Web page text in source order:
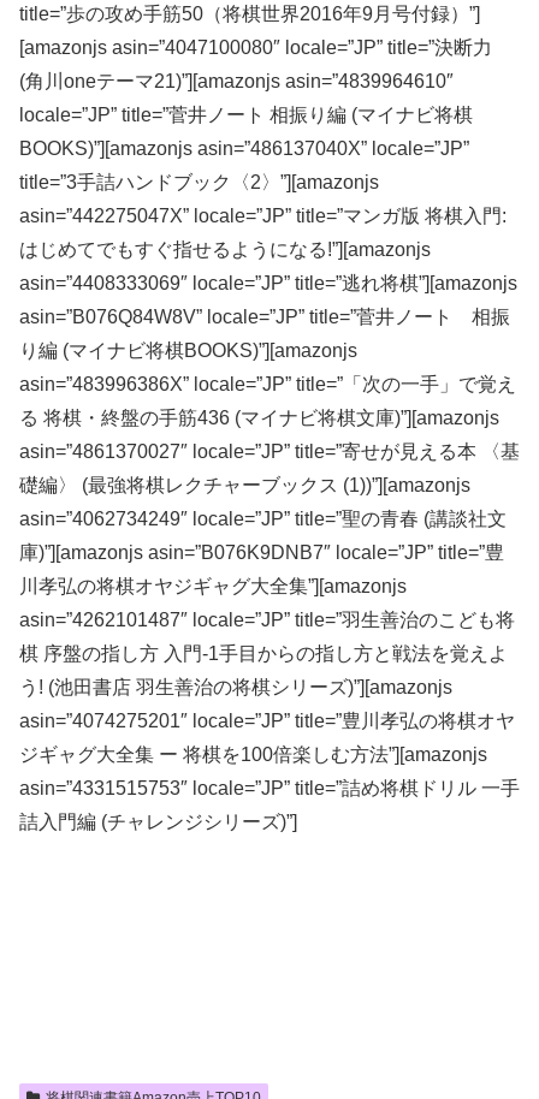
title=”歩の攻め手筋50（将棋世界2016年9月号付録）”]
[amazonjs asin=”4047100080″ locale=”JP” title=”決断力
(角川oneテーマ21)”][amazonjs asin=”4839964610″
locale=”JP” title=”菅井ノート 相振り編 (マイナビ将棋
BOOKS)”][amazonjs asin=”486137040X” locale=”JP”
title=”3手詰ハンドブック〈2〉”][amazonjs
asin=”442275047X” locale=”JP” title=”マンガ版 将棋入門:
はじめてでもすぐ指せるようになる!”][amazonjs
asin=”4408333069″ locale=”JP” title=”逃れ将棋”][amazonjs
asin=”B076Q84W8V” locale=”JP” title=”菅井ノート 相振
り編 (マイナビ将棋BOOKS)”][amazonjs
asin=”483996386X” locale=”JP” title=”「次の一手」で覚え
る 将棋・終盤の手筋436 (マイナビ将棋文庫)”][amazonjs
asin=”4861370027″ locale=”JP” title=”寄せが見える本 〈基
礎編〉 (最強将棋レクチャーブックス (1))”][amazonjs
asin=”4062734249″ locale=”JP” title=”聖の青春 (講談社文
庫)”][amazonjs asin=”B076K9DNB7″ locale=”JP” title=”豊
川孝弘の将棋オヤジギャグ大全集”][amazonjs
asin=”4262101487″ locale=”JP” title=”羽生善治のこども将
棋 序盤の指し方 入門-1手目からの指し方と戦法を覚えよ
う! (池田書店 羽生善治の将棋シリーズ)”][amazonjs
asin=”4074275201″ locale=”JP” title=”豊川孝弘の将棋オヤ
ジギャグ大全集 ー 将棋を100倍楽しむ方法”][amazonjs
asin=”4331515753″ locale=”JP” title=”詰め将棋ドリル 一手
詰入門編 (チャレンジシリーズ)”]